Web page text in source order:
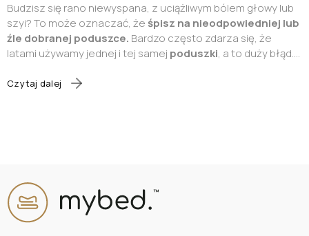
Budzisz się rano niewyspana, z uciążliwym bólem głowy lub
szyi? To może oznaczać, że śpisz na nieodpowiedniej lub
źle dobranej poduszce. Bardzo często zdarza się, że
latami używamy jednej i tej samej poduszki, a to duży błąd.
m.in.napięcia w obrębie szyi
Czytaj dalej